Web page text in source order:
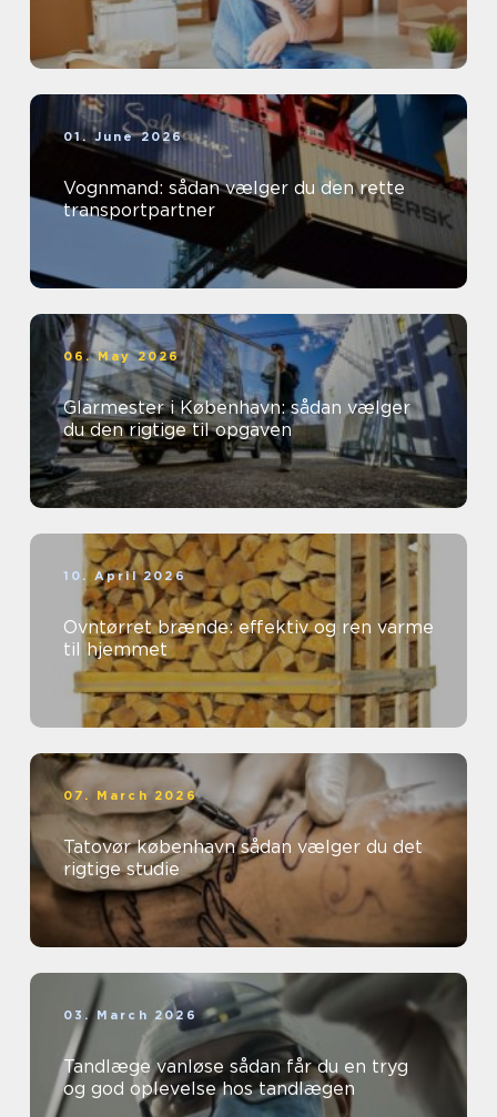
01. June 2026
Vognmand: sådan vælger du den rette
transportpartner
06. May 2026
Glarmester i København: sådan vælger
du den rigtige til opgaven
10. April 2026
Ovntørret brænde: effektiv og ren varme
til hjemmet
07. March 2026
Tatovør københavn sådan vælger du det
rigtige studie
03. March 2026
Tandlæge vanløse sådan får du en tryg
og god oplevelse hos tandlægen